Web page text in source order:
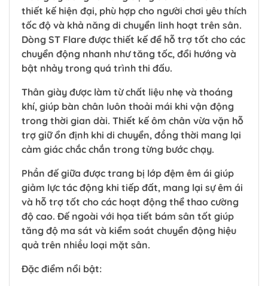
thiết kế hiện đại, phù hợp cho người chơi yêu thích
tốc độ và khả năng di chuyển linh hoạt trên sân.
Dòng ST Flare được thiết kế để hỗ trợ tốt cho các
chuyển động nhanh như tăng tốc, đổi hướng và
bật nhảy trong quá trình thi đấu.
Thân giày được làm từ chất liệu nhẹ và thoáng
khí, giúp bàn chân luôn thoải mái khi vận động
trong thời gian dài. Thiết kế ôm chân vừa vặn hỗ
trợ giữ ổn định khi di chuyển, đồng thời mang lại
cảm giác chắc chắn trong từng bước chạy.
Phần đế giữa được trang bị lớp đệm êm ái giúp
giảm lực tác động khi tiếp đất, mang lại sự êm ái
và hỗ trợ tốt cho các hoạt động thể thao cường
độ cao. Đế ngoài với họa tiết bám sân tốt giúp
tăng độ ma sát và kiểm soát chuyển động hiệu
quả trên nhiều loại mặt sân.
Đặc điểm nổi bật: